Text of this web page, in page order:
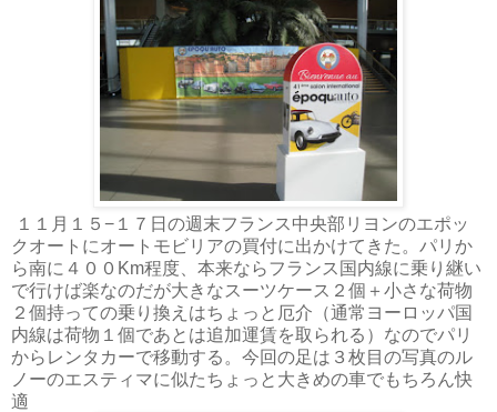
１１月１５−１７日の週末フランス中央部リヨンのエポッ
クオートにオートモビリアの買付に出かけてきた。パリか
ら南に４００Km程度、本来ならフランス国内線に乗り継い
で行けば楽なのだが大きなスーツケース２個＋小さな荷物
２個持っての乗り換えはちょっと厄介（通常ヨーロッパ国
内線は荷物１個であとは追加運賃を取られる）なのでパリ
からレンタカーで移動する。今回の足は３枚目の写真のル
ノーのエスティマに似たちょっと大きめの車でもちろん快
適